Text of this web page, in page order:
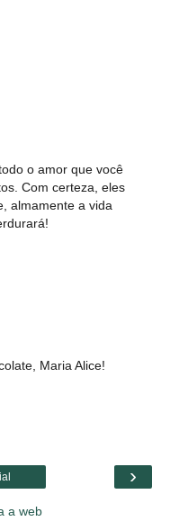
o amor que você
Com certeza, eles
almamente a vida
Maria Alice!
›
a web